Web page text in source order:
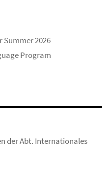
Summer 2026
Program
der Abt. Internationales